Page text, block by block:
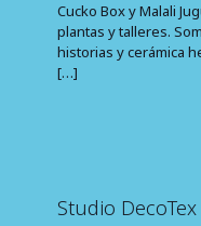
Cucko Box y Malali
plantas y talleres.
historias y cerámica
[…]
Studio DecoTex